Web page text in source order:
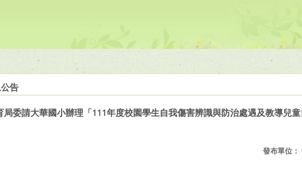
告
局委請大華國小辦理「111年度校園學生自我傷害辨識與防治處遇及教導兒童
發布單位：